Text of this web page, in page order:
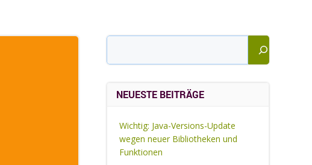
Suchen
NEUESTE BEITRÄGE
Wichtig: Java-Versions-Update
wegen neuer Bibliotheken und
Funktionen